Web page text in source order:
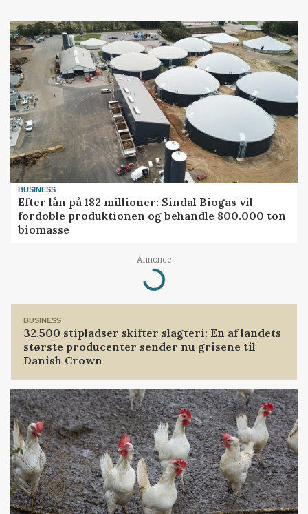
BUSINESS
Efter lån på 182 millioner: Sindal Biogas vil
fordoble produktionen og behandle 800.000 ton
biomasse
Annonce
Loading...
BUSINESS
32.500 stipladser skifter slagteri: En af landets
største producenter sender nu grisene til
Danish Crown